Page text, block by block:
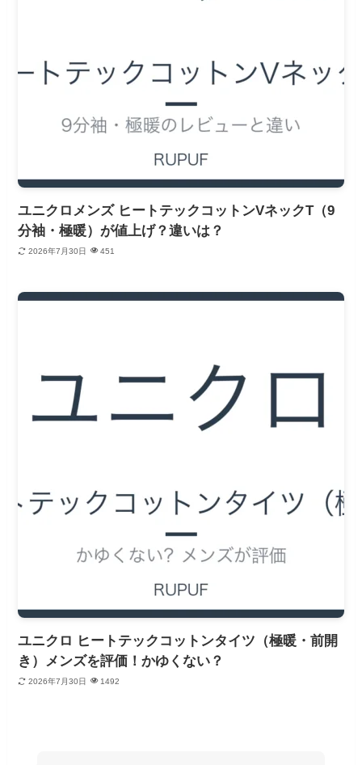
ユニクロメンズ ヒートテックコットンVネックT（9
分袖・極暖）が値上げ？違いは？
2026年7月30日 451
ユニクロ ヒートテックコットンタイツ（極暖・前開
き）メンズを評価！かゆくない？
2026年7月30日 1492